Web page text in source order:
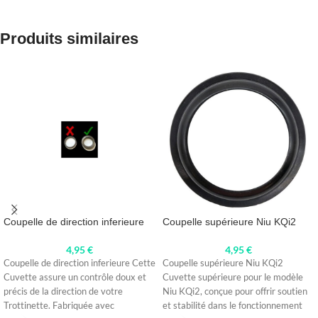
Produits similaires
Coupelle de direction inferieure
4,95€
Coupelle de direction inferieure Cette
Cuvette assure un contrôle doux et
précis de la direction de votre
Trottinette. Fabriquée avec
Coupelle supérieure Niu KQi2
4,95€
Coupelle supérieure Niu KQi2
Cuvette supérieure pour le modèle
Niu KQi2, conçue pour offrir soutien
et stabilité dans le fonctionnement